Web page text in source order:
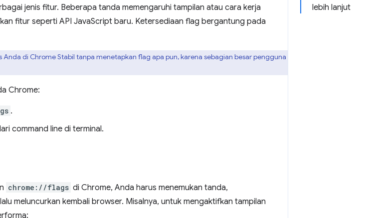
lebih lanjut
jenis fitur. Beberapa tanda memengaruhi tampilan atau cara kerja
fitur seperti API JavaScript baru. Ketersediaan flag bergantung pada
Anda di Chrome Stabil tanpa menetapkan flag apa pun, karena sebagian besar pengguna
Chrome:
.
command line di terminal.
chrome://flags di Chrome, Anda harus menemukan tanda,
meluncurkan kembali browser. Misalnya, untuk mengaktifkan tampilan